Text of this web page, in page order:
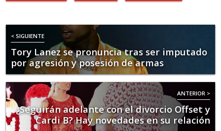
< SIGUIENTE
Tory Lanez se pronuncia tras ser imputado
por agresión y posesión de armas
ANTERIOR >
¿Seguirán adelante con el divorcio Offset y
Cardi B? Hay novedades en su relación